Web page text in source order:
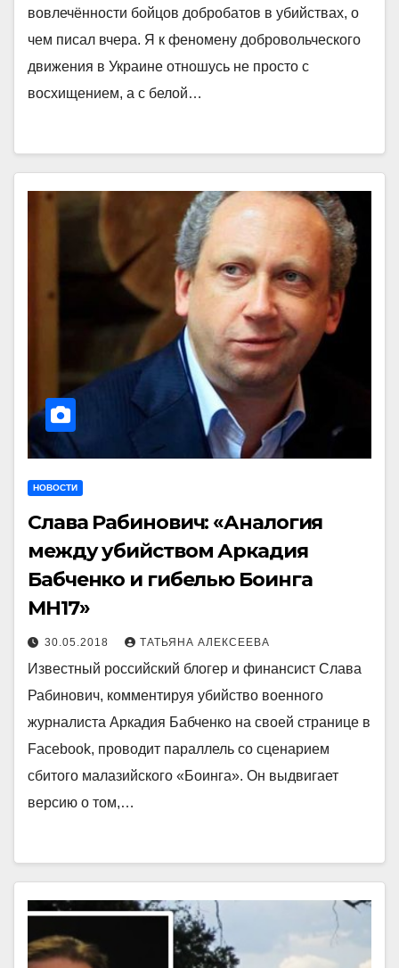
вовлечённости бойцов добробатов в убийствах, о
чем писал вчера. Я к феномену добровольческого
движения в Украине отношусь не просто с
восхищением, а с белой…
НОВОСТИ
Слава Рабинович: «Аналогия
между убийством Аркадия
Бабченко и гибелью Боинга
MH17»
30.05.2018 ТАТЬЯНА АЛЕКСЕЕВА
Известный российский блогер и финансист Слава
Рабинович, комментируя убийство военного
журналиста Аркадия Бабченко на своей странице в
Facebook, проводит параллель со сценарием
сбитого малазийского «Боинга». Он выдвигает
версию о том,…